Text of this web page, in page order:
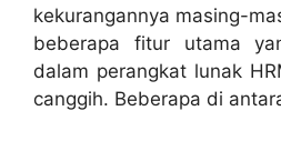
kekurangannya masing-
beberapa fitur utama
dalam perangkat lunak
canggih. Beberapa di